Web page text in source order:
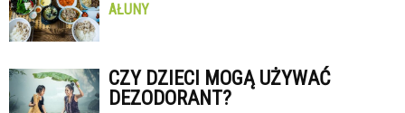
AŁUNY
CZY DZIECI MOGĄ UŻYWAĆ
DEZODORANT?